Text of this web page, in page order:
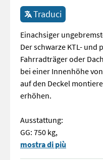
Traduci
Einachsiger
Der schwarze KTL-
Fahrradträger oder
bei einer Innenhöhe
auf den Deckel
erhöhen.
Ausstattung:
GG: 750 kg,
Einachsiger
mostra di più